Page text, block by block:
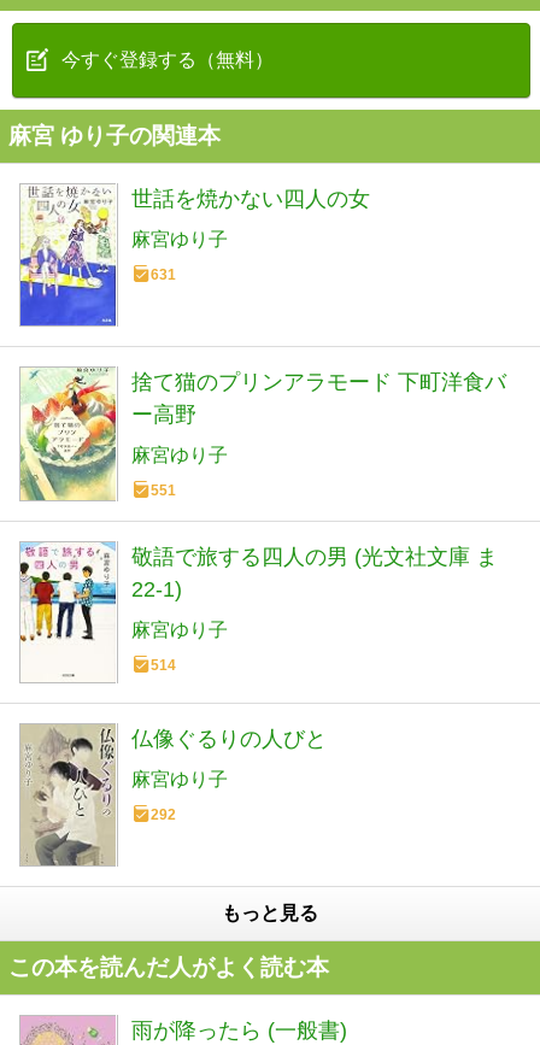
今すぐ登録する（無料）
麻宮 ゆり子の関連本
世話を焼かない四人の女
麻宮ゆり子
631
捨て猫のプリンアラモード 下町洋食バ
ー高野
麻宮ゆり子
551
敬語で旅する四人の男 (光文社文庫 ま
22-1)
麻宮ゆり子
514
仏像ぐるりの人びと
麻宮ゆり子
292
もっと見る
この本を読んだ人がよく読む本
雨が降ったら (一般書)